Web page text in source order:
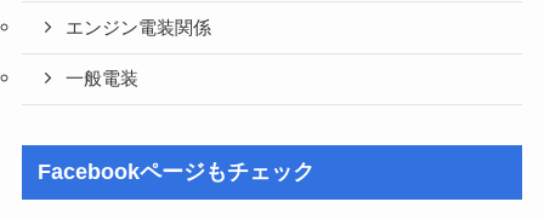
エンジン電装関係
一般電装
Facebookページもチェック